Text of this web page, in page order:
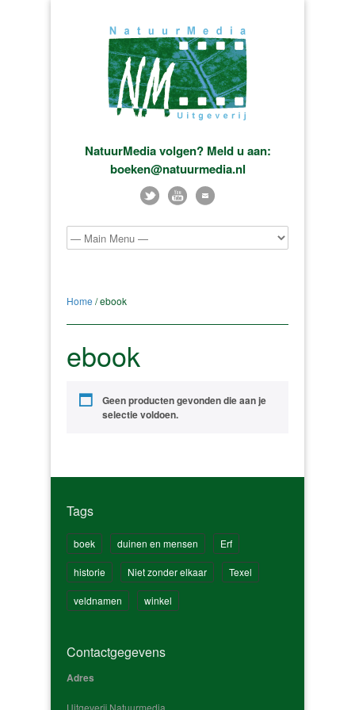
NatuurMedia volgen? Meld u aan:
boeken@natuurmedia.nl
Home / ebook
ebook
Geen producten gevonden die aan je
selectie voldoen.
Tags
boek duinen en mensen Erf
historie Niet zonder elkaar Texel
veldnamen winkel
Contactgegevens
Adres
Uitgeverij Natuurmedia